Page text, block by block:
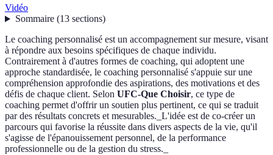
Vidéo
Sommaire(13 sections)
Le coaching personnalisé est un accompagnement sur mesure, visant
à répondre aux besoins spécifiques de chaque individu.
Contrairement à d'autres formes de coaching, qui adoptent une
approche standardisée, le coaching personnalisé s'appuie sur une
compréhension approfondie des aspirations, des motivations et des
défis de chaque client. Selon UFC-Que Choisir, ce type de
coaching permet d'offrir un soutien plus pertinent, ce qui se traduit
par des résultats concrets et mesurables._L'idée est de co-créer un
parcours qui favorise la réussite dans divers aspects de la vie, qu'il
s'agisse de l'épanouissement personnel, de la performance
professionnelle ou de la gestion du stress._